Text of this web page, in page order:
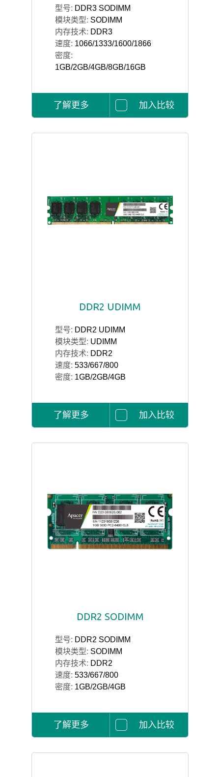
型号: DDR3 SODIMM
模块类型: SODIMM
内存技术: DDR3
速度: 1066/1333/1600/1866
密度:
1GB/2GB/4GB/8GB/16GB
了解更多 加入比较
DDR2 UDIMM
型号: DDR2 UDIMM
模块类型: UDIMM
内存技术: DDR2
速度: 533/667/800
密度: 1GB/2GB/4GB
了解更多 加入比较
DDR2 SODIMM
型号: DDR2 SODIMM
模块类型: SODIMM
内存技术: DDR2
速度: 533/667/800
密度: 1GB/2GB/4GB
了解更多 加入比较